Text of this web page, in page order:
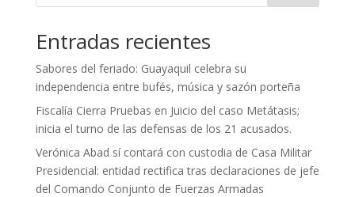
Entradas recientes
Sabores del feriado: Guayaquil celebra su
independencia entre bufés, música y sazón porteña
Fiscalía Cierra Pruebas en Juicio del caso Metátasis;
inicia el turno de las defensas de los 21 acusados.
Verónica Abad sí contará con custodia de Casa Militar
Presidencial: entidad rectifica tras declaraciones de jefe
del Comando Conjunto de Fuerzas Armadas